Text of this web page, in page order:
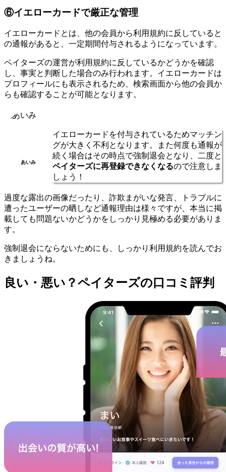
⑥イエローカードで厳正な管理
イエローカードとは、他の会員から利用規約に反していると
の通報があると、一定期間付与されるようになっています。
ペイターズの運営が利用規約に反しているかどうかを確認
し、事実と判断した場合のみ行われます。イエローカードは
プロフィールにも表示されるため、検索画面から他の会員か
らも確認することが可能となります。
あいみ
イエローカードを付与されているためマッチン
グが大きく不利となります。また何度も通報が
続く場合はその時点で強制退会となり、二度と
ペイターズに再登録できなくなるので注意しま
しょう！
過度な露出の画像だったり、詐欺まがいな発言、トラブルに
遭ったユーザーの晒しなど通報理由は様々ですが、本当に掲
載しても問題ないかどうかをしっかり見極める必要がありま
す。
強制退会にならないためにも、しっかり利用規約を読んでお
きましょうね。
良い・悪い？ペイターズの口コミ評判